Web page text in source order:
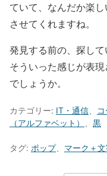
ていて、なんだか楽
させてくれますね。
発見する前の、探して
そういった感じが表
でしょうか。
カテゴリー: IT・通信
（アルファベット）
黒
タグ: ポップ、 マーク＋